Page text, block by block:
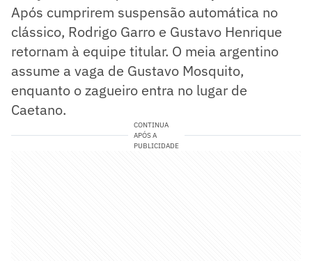
Após cumprirem suspensão automática no
clássico, Rodrigo Garro e Gustavo Henrique
retornam à equipe titular. O meia argentino
assume a vaga de Gustavo Mosquito,
enquanto o zagueiro entra no lugar de
Caetano.
CONTINUA
APÓS A
PUBLICIDADE